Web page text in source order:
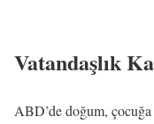
Vatandaşlık
ABD’de doğum, çocuğa